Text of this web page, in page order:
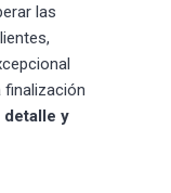
las
finalización
detalle y